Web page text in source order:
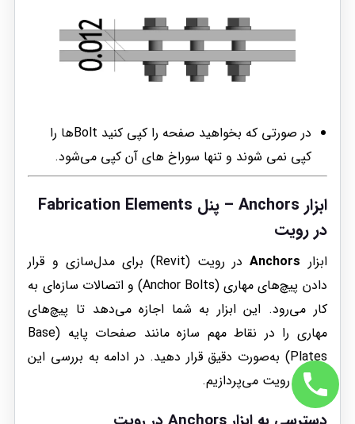
در صورتی که بخواهید صفحه را کپی کنید Boltها را
کپی نمی شوند و تنها سوراخ های آن کپی می‌شود.
ابزار Anchors – پنل Fabrication Elements
در رویت
ابزار Anchors
در رویت (Revit) برای مدل‌سازی و قرار
دادن پیچ‌های مهاری (Anchor Bolts) و اتصالات سازه‌ای به
کار می‌رود. این ابزار به شما اجازه می‌دهد تا پیچ‌های
مهاری را در نقاط مهم سازه مانند صفحات پایه (Base
Plates) به‌صورت دقیق قرار دهید. در ادامه به بررسی این
ابزار در رویت می‌پردازیم.